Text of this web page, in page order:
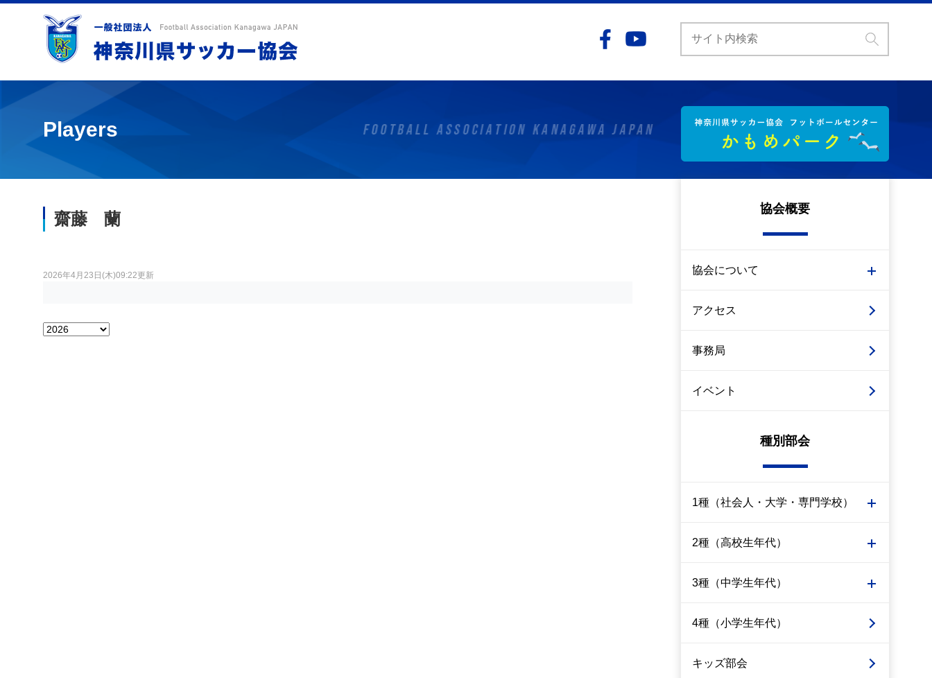
Players
齋藤 蘭
2026年4月23日(木)09:22更新
協会概要
協会について
アクセス
事務局
イベント
種別部会
1種（社会人・大学・専門学校）
2種（高校生年代）
3種（中学生年代）
4種（小学生年代）
キッズ部会